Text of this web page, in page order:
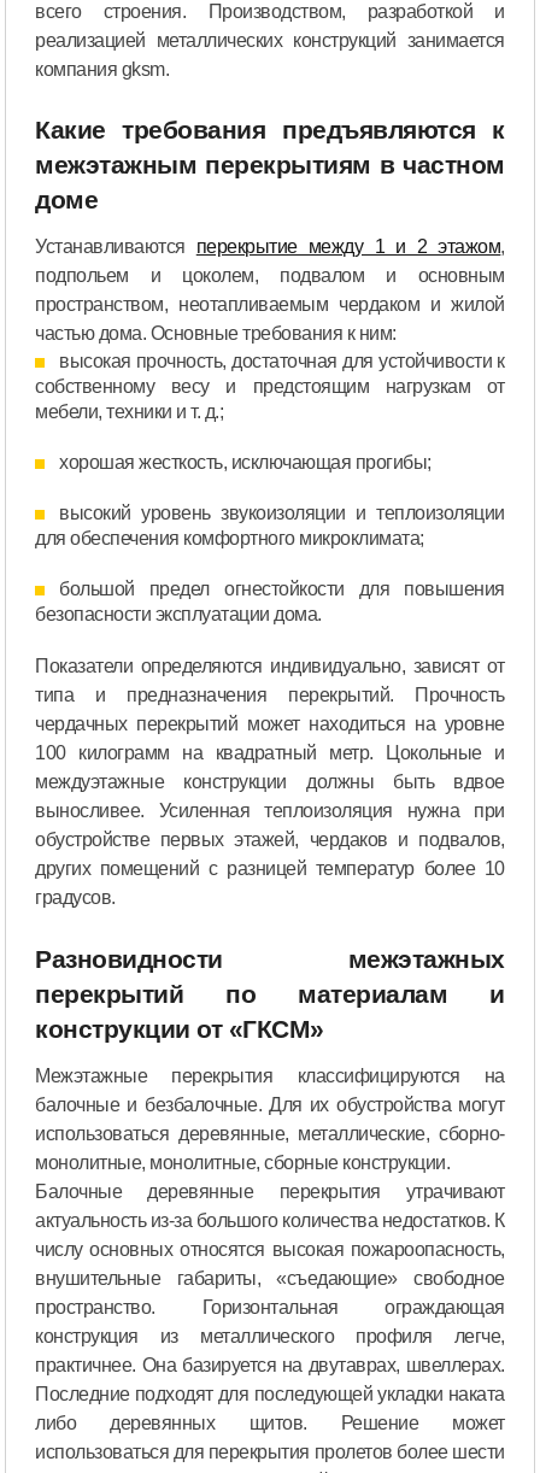
всего строения. Производством, разработкой и
реализацией металлических конструкций занимается
компания gksm.
Какие требования предъявляются к
межэтажным перекрытиям в частном
доме
Устанавливаются перекрытие между 1 и 2 этажом,
подпольем и цоколем, подвалом и основным
пространством, неотапливаемым чердаком и жилой
частью дома. Основные требования к ним:
высокая прочность, достаточная для устойчивости к
собственному весу и предстоящим нагрузкам от
мебели, техники и т. д.;
хорошая жесткость, исключающая прогибы;
высокий уровень звукоизоляции и теплоизоляции
для обеспечения комфортного микроклимата;
большой предел огнестойкости для повышения
безопасности эксплуатации дома.
Показатели определяются индивидуально, зависят от
типа и предназначения перекрытий. Прочность
чердачных перекрытий может находиться на уровне
100 килограмм на квадратный метр. Цокольные и
междуэтажные конструкции должны быть вдвое
выносливее. Усиленная теплоизоляция нужна при
обустройстве первых этажей, чердаков и подвалов,
других помещений с разницей температур более 10
градусов.
Разновидности межэтажных
перекрытий по материалам и
конструкции от «ГКСМ»
Межэтажные перекрытия классифицируются на
балочные и безбалочные. Для их обустройства могут
использоваться деревянные, металлические, сборно-
монолитные, монолитные, сборные конструкции.
Балочные деревянные перекрытия утрачивают
актуальность из-за большого количества недостатков. К
числу основных относятся высокая пожароопасность,
внушительные габариты, «съедающие» свободное
пространство. Горизонтальная ограждающая
конструкция из металлического профиля легче,
практичнее. Она базируется на двутаврах, швеллерах.
Последние подходят для последующей укладки наката
либо деревянных щитов. Решение может
использоваться для перекрытия пролетов более шести